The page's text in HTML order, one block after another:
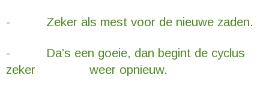
- Zeker als mest voor de nieuwe zaden.
- Da’s een goeie, dan begint de cyclus
zeker weer opnieuw.